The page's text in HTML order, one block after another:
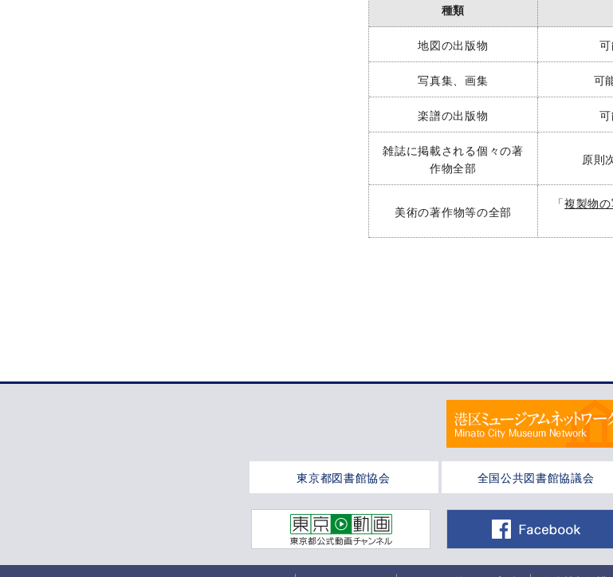
種類
地図の出版物 可
写真集、画集 可
楽譜の出版物
雑誌に掲載される個々の著
作物全部
原則
美術の著作物等の全部
「複製物
東京都図書館協会 全国公共図書館協議会